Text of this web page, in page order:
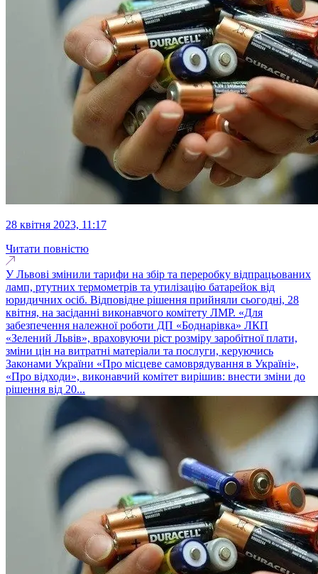
28 квітня 2023, 11:17
Читати повністю
У Львові змінили тарифи на збір та переробку відпрацьованих
ламп, ртутних термометрів та утилізацію батарейок від
юридичних осіб. Відповідне рішення прийняли сьогодні, 28
квітня, на засіданні виконавчого комітету ЛМР. «Для
забезпечення належної роботи ДП «Боднарівка» ЛКП
«Зелений Львів», враховуючи ріст розміру заробітної плати,
зміни цін на витратні матеріали та послуги, керуючись
Законами України «Про місцеве самоврядування в Україні»,
«Про відходи», виконавчий комітет вирішив: внести зміни до
рішення від 20...